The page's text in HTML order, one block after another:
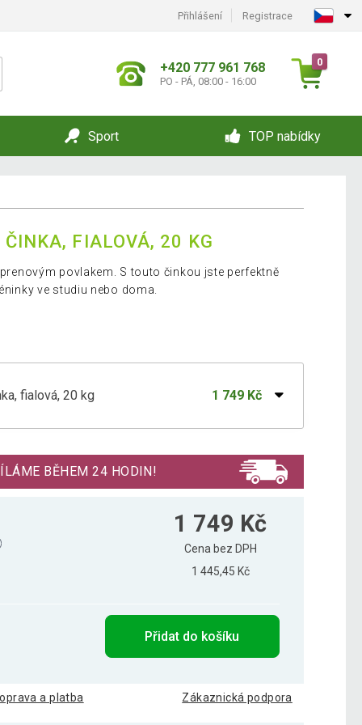
Přihlášení Registrace
+420 777 961 768
PO - PÁ, 08:00 - 16:00
0
Sport TOP nabídky
FIALOVÁ, 20 KG
povlakem. S touto činkou jste perfektně
ve studiu nebo doma.
fialová, 20 kg 1 749 Kč
červená, 8 kg 688 Kč
1 623 Kč
oranžová, 6 kg
BĚHEM 24 HODIN!
1 749 Kč
Cena bez DPH
1 445,45 Kč
Přidat do košíku
a platba Zákaznická podpora